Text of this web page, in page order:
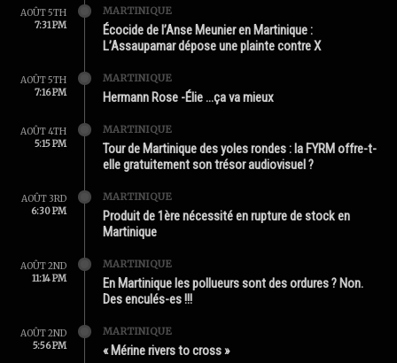
AOÛT 5TH
7:31 PM
MARTINIQUE
Écocide de l’Anse Meunier en Martinique :
L’Assaupamar dépose une plainte contre X
AOÛT 5TH
7:16 PM
MARTINIQUE
Hermann Rose -Élie …ça va mieux
AOÛT 4TH
5:15 PM
MARTINIQUE
Tour de Martinique des yoles rondes : la FYRM offre-t-
elle gratuitement son trésor audiovisuel ?
AOÛT 3RD
6:30 PM
MARTINIQUE
Produit de 1ère nécessité en rupture de stock en
Martinique
AOÛT 2ND
11:14 PM
MARTINIQUE
En Martinique les pollueurs sont des ordures ? Non.
Des enculés-es !!!
AOÛT 2ND
5:56 PM
MARTINIQUE
« Mérine rivers to cross »